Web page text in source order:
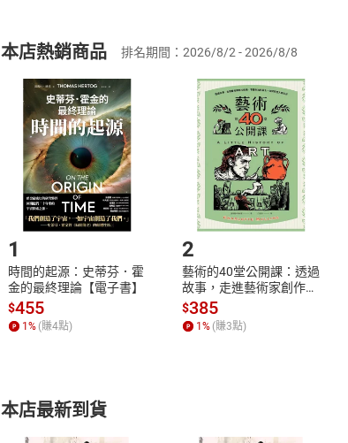
(二)消費者訂購本店鋪之商品即代表知悉本店鋪
且已下載/存取電子書，不得請求退貨退款。
退貨方式：您欲取消訂單或辦理退貨時，請登入
貨」，本店鋪將依您的申請進行審核，待審核通過
請注意，樂天市場須以整筆訂單為單位進行取消/
挑選商品
Choose
放入購物車
Shopping cart
購書後，如何開始使用？
Step1.選擇閱讀載具
本店熱銷商品 排名期間：2026/8/2 - 2026/8/8
1
時間的起源：史蒂芬．霍
金的最終理論【電子書】
$455
1 % (賺4點)
2
藝術的40堂公開課：透過
故事，走進藝術家創作現
場，看藝術如何誕生、如
何形塑人類生活【電子
書】
$385
1 % (賺3點)
本店最新到貨